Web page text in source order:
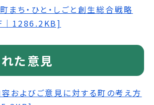
まち・ひと・しごと創生総合戦略
｜1286.2KB]
た意見
およびご意見に対する町の考え方